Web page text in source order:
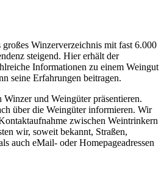
Winzerverzeichnis mit fast 6.000
steigend. Hier erhält der
Informationen zu einem Weingut
seine Erfahrungen beitragen.
und Weingüter präsentieren.
über die Weingüter informieren. Wir
zwischen Weintrinkern
wir, soweit bekannt, Straßen,
auch eMail- oder Homepageadressen